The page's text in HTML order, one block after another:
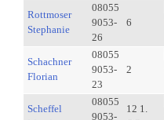
Rottmoser
Stephanie
08055
9053-
26
6
Schachner
Florian
08055
9053-
23
2
Scheffel
08055
9053-
12 1.